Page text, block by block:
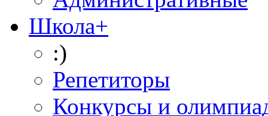
Школа+
:)
Репетиторы
Конкурсы и